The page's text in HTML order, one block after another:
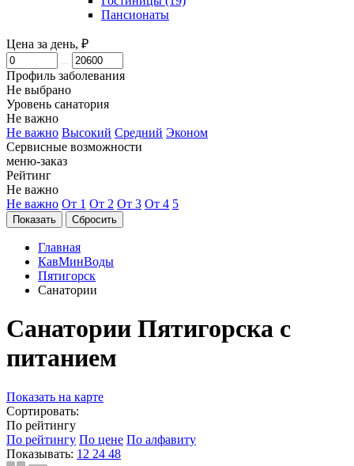
Пансионаты
Цена за день, ₽
Профиль заболевания
Не выбрано
Уровень санатория
Не важно
Не важно Высокий Средний Эконом
Сервисные возможности
меню-заказ
Рейтинг
Не важно
Не важно От 1 От 2 От 3 От 4 5
Главная
КавМинВоды
Пятигорск
Санатории
Санатории Пятигорска с
питанием
Показать на карте
Сортировать:
По рейтингу
По рейтингу По цене По алфавиту
Показывать: 12 24 48